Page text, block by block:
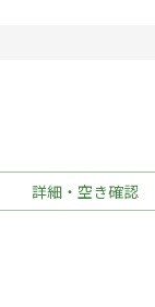
詳細・空き確認